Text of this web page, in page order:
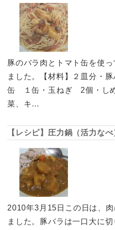
豚のバラ肉とトマト缶を使
ました。【材料】２皿分・
缶 １缶・玉ねぎ 2個・し
菜、キ…
【レシピ】圧力鍋（活力な
2010年3月15日この日は、
ました。豚バラは一口大に